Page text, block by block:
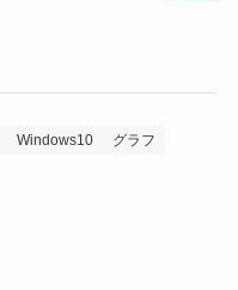
Windows10 グラフ